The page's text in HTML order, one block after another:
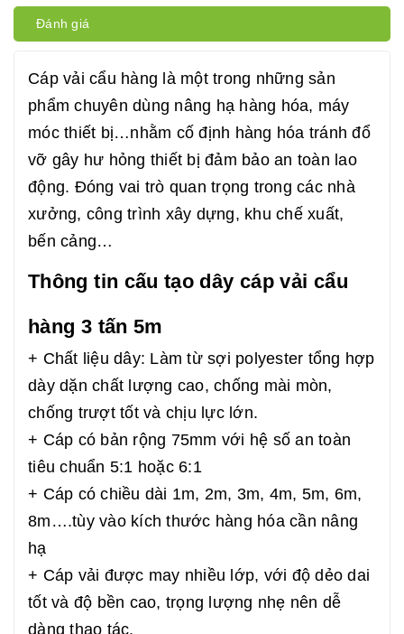
Đánh giá
Cáp vải cẩu hàng là một trong những sản
phẩm chuyên dùng nâng hạ hàng hóa, máy
móc thiết bị…nhằm cố định hàng hóa tránh đổ
vỡ gây hư hỏng thiết bị đảm bảo an toàn lao
động. Đóng vai trò quan trọng trong các nhà
xưởng, công trình xây dựng, khu chế xuất,
bến cảng…
Thông tin cấu tạo dây cáp vải cẩu
hàng 3 tấn 5m
+ Chất liệu dây: Làm từ sợi polyester tổng hợp
dày dặn chất lượng cao, chống mài mòn,
chống trượt tốt và chịu lực lớn.
+ Cáp có bản rộng 75mm với hệ số an toàn
tiêu chuẩn 5:1 hoặc 6:1
+ Cáp có chiều dài 1m, 2m, 3m, 4m, 5m, 6m,
8m….tùy vào kích thước hàng hóa cần nâng
hạ
+ Cáp vải được may nhiều lớp, với độ dẻo dai
tốt và độ bền cao, trọng lượng nhẹ nên dễ
dàng thao tác.